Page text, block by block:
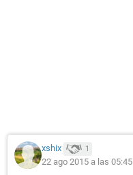
xshix 1
22 ago 2015 a las 05:45